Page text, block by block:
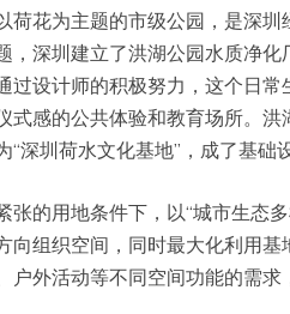
花为主题的市级公园，是深圳
，深圳建立了洪湖公园水质净
过设计师的积极努力，这个日
式感的公共体验和教育场所。
深圳荷水文化基地”，成了基础
张的用地条件下，以“城市生态
向组织空间，同时最大化利用
户外活动等不同空间功能的需求